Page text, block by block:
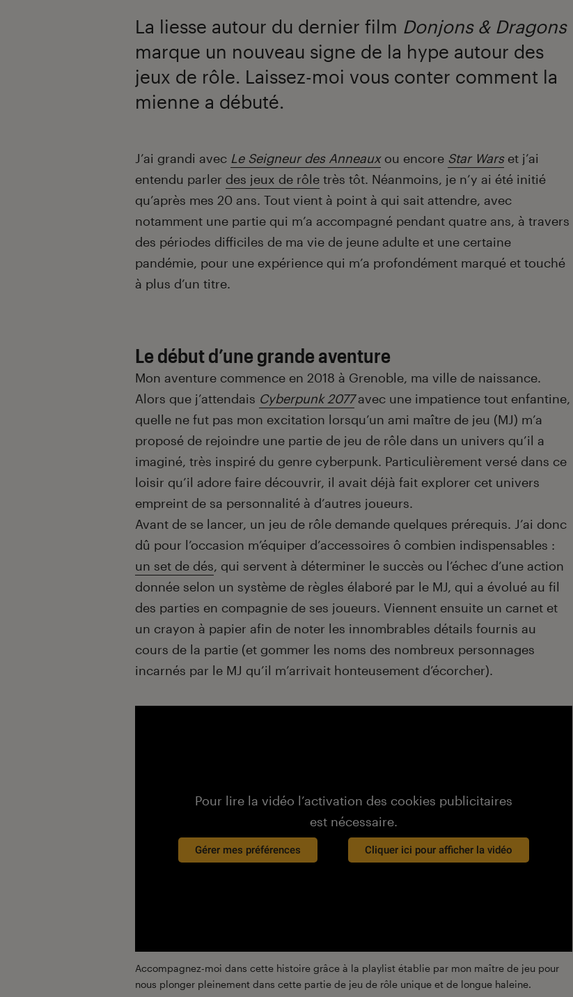
La liesse autour du dernier film Donjons & Dragons
marque un nouveau signe de la hype autour des
jeux de rôle. Laissez-moi vous conter comment la
mienne a débuté.
Introduction
J’ai grandi avec Le Seigneur des Anneauxou encore Star Warset j’ai
entendu parler des jeux de rôle très tôt. Néanmoins, je n’y ai été initié
qu’après mes 20 ans. Tout vient à point à qui sait attendre, avec
notamment une partie qui m’a accompagné pendant quatre ans, à travers
des périodes difficiles de ma vie de jeune adulte et une certaine
pandémie, pour une expérience qui m’a profondément marqué et touché
à plus d’un titre.
Le début d’une grande aventure
Mon aventure commence en 2018 à Grenoble, ma ville de naissance.
Alors que j’attendais Cyberpunk 2077avec une impatience tout enfantine,
quelle ne fut pas mon excitation lorsqu’un ami maître de jeu (MJ) m’a
proposé de rejoindre une partie de jeu de rôle dans un univers qu’il a
imaginé, très inspiré du genre cyberpunk. Particulièrement versé dans ce
loisir qu’il adore faire découvrir, il avait déjà fait explorer cet univers
empreint de sa personnalité à d’autres joueurs.
Avant de se lancer, un jeu de rôle demande quelques prérequis. J’ai donc
dû pour l’occasion m’équiper d’accessoires ô combien indispensables :
un set de dés, qui servent à déterminer le succès ou l’échec d’une action
donnée selon un système de règles élaboré par le MJ, qui a évolué au fil
des parties en compagnie de ses joueurs. Viennent ensuite un carnet et
un crayon à papier afin de noter les innombrables détails fournis au
cours de la partie (et gommer les noms des nombreux personnages
incarnés par le MJ qu’il m’arrivait honteusement d’écorcher).
Pour lire la vidéo l’activation des cookies publicitaires
est nécessaire.
Gérer mes préférences Cliquer ici pour afficher la vidéo
Accompagnez-moi dans cette histoire grâce à la playlist établie par mon maître de jeu pour
nous plonger pleinement dans cette partie de jeu de rôle unique et de longue haleine.